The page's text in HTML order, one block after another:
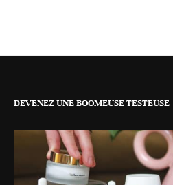
DEVENEZ UNE BOOMEUSE TESTEUSE